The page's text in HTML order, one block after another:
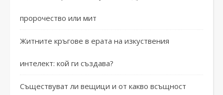
пророчество или мит
Житните кръгове в ерата на изкуствения
интелект: кой ги създава?
Съществуват ли вещици и от какво всъщност